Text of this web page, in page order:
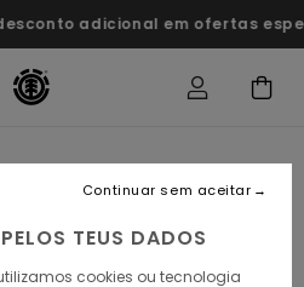
adicional em ofertas
TEUS DADOS
cookies ou tecnologia
Continuar sem aceitar